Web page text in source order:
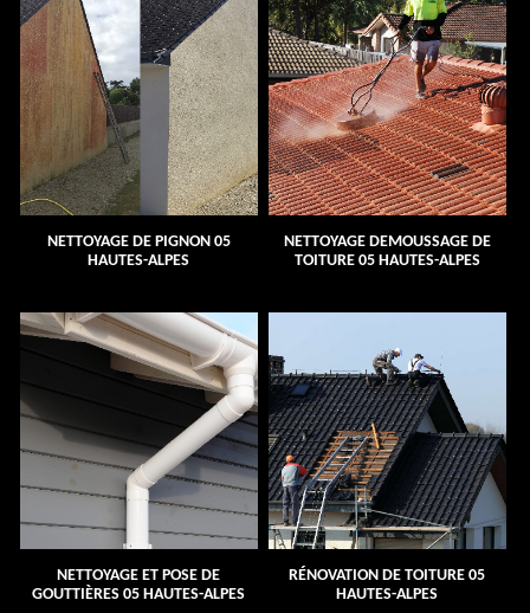
NETTOYAGE DE PIGNON 05
HAUTES-ALPES
NETTOYAGE DEMOUSSAGE DE
TOITURE 05 HAUTES-ALPES
NETTOYAGE ET POSE DE
GOUTTIÈRES 05 HAUTES-ALPES
RÉNOVATION DE TOITURE 05
HAUTES-ALPES